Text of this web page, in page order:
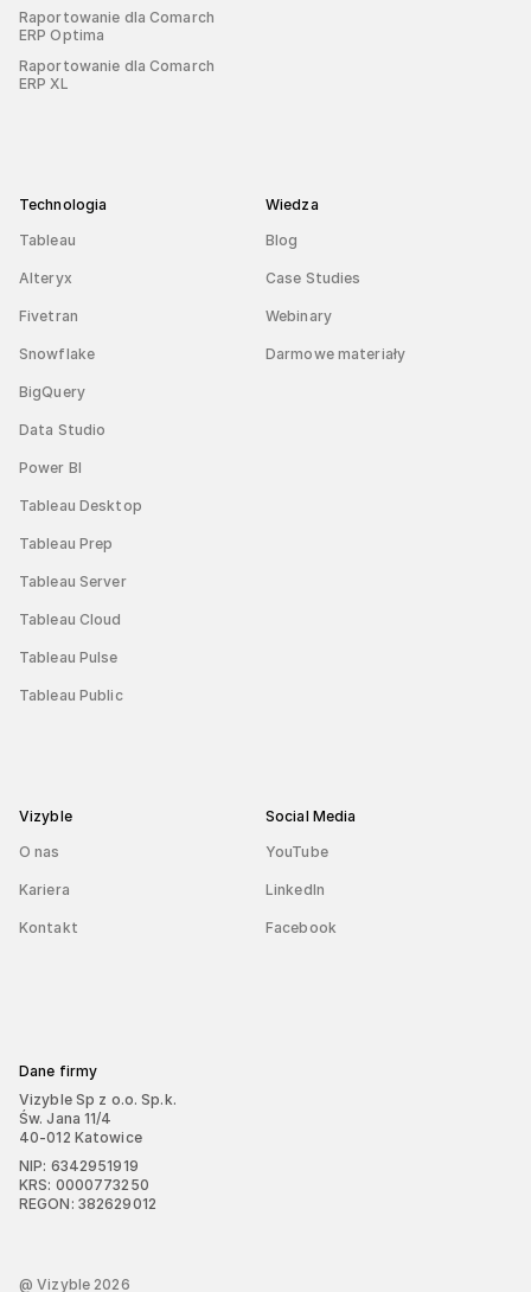
Raportowanie dla Comarch
ERP Optima
Raportowanie dla Comarch
ERP XL
Technologia
Tableau
Alteryx
Fivetran
Snowflake
BigQuery
Data Studio
Power BI
Tableau Desktop
Tableau Prep
Tableau Server
Tableau Cloud
Tableau Pulse
Tableau Public
Wiedza
Blog
Case Studies
Webinary
Darmowe materiały
Vizyble
O nas
Kariera
Kontakt
Social Media
YouTube
LinkedIn
Facebook
Dane firmy
Vizyble Sp z o.o. Sp.k.
Św. Jana 11/4
40-012 Katowice
NIP: 6342951919
KRS: 0000773250
REGON: 382629012
@ Vizyble2026